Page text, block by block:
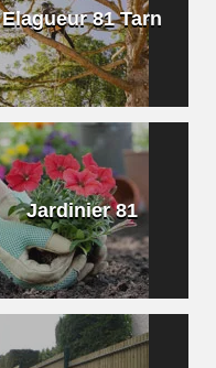
Elagueur 81 Tarn
Jardinier 81